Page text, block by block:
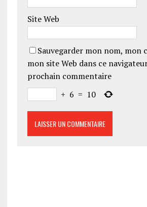
Site Web
Sauvegarder mon nom, mon
mon site Web dans ce
prochain commentaire
+ 6 = 10